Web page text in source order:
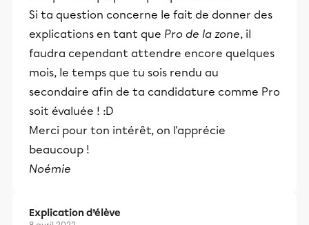
Si ta question concerne le fait de donner des
explications en tant que Pro de la zone, il
faudra cependant attendre encore quelques
mois, le temps que tu sois rendu au
secondaire afin de ta candidature comme Pro
soit évaluée ! :D
Merci pour ton intérêt, on l'apprécie
beaucoup !
Noémie
Explication d’élève